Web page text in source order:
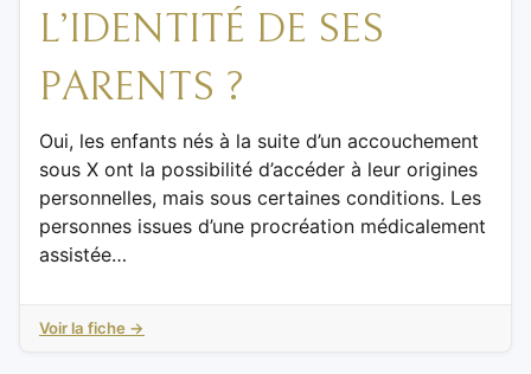
L’IDENTITÉ DE SES
PARENTS ?
Oui, les enfants nés à la suite d’un accouchement
sous X ont la possibilité d’accéder à leur origines
personnelles, mais sous certaines conditions. Les
personnes issues d’une procréation médicalement
assistée…
Voir la fiche →